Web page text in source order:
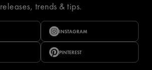
releases, trends & tips.
INSTAGRAM
PINTEREST